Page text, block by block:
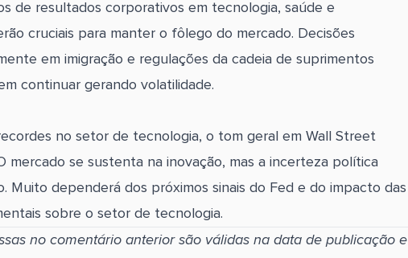
de resultados corporativos em tecnologia, saúde e
cruciais para manter o fôlego do mercado. Decisões
em imigração e regulações da cadeia de suprimentos
continuar gerando volatilidade.
no setor de tecnologia, o tom geral em Wall Street
mercado se sustenta na inovação, mas a incerteza política
Muito dependerá dos próximos sinais do Fed e do impacto das
sobre o setor de tecnologia.
no comentário anterior são válidas na data de publicação e